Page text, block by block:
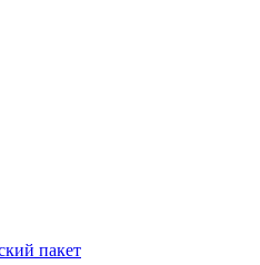
пакет